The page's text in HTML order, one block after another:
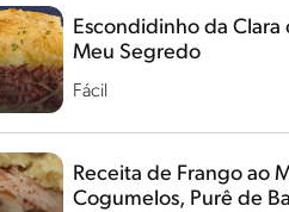
Fácil
Escondidinho da Clara
Meu Segredo
Receita de Frango ao
Cogumelos, Purê de